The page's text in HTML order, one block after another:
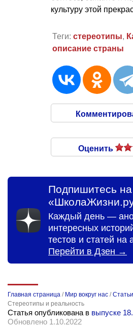
культуру этой
Теги: стереотипы,
описание страны
Оценить
Подпишитесь на
Каждый день —
интересных
тестов и статей на
Перейти в Дзен →
Главная страница / Мир вокруг нас /Статьи
Стереотипы и реальность
Статья опубликована в выпуске
Обновлено 1.10.2022